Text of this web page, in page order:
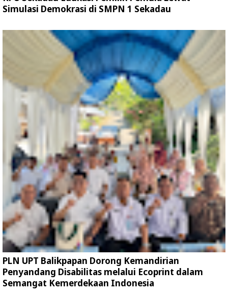
Simulasi Demokrasi di SMPN 1 Sekadau
PLN UPT Balikpapan Dorong Kemandirian
Penyandang Disabilitas melalui Ecoprint dalam
Semangat Kemerdekaan Indonesia